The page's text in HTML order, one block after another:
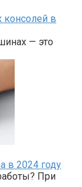
в
— это
в 2024 году
При